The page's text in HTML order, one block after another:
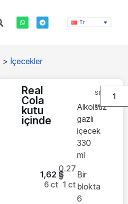
Tr
> İçecekler
Real
Cola
kutu
içinde
1,62 $
6 ct
0.27
$
1 ct
Alkolsüz
gazlı
içecek
330
ml
Bir
blokta
6
Stokta
var